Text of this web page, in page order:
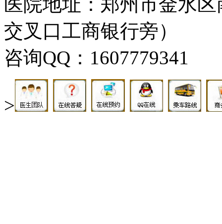
交叉口工商银行旁）
咨询QQ：1607779341
>